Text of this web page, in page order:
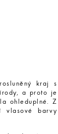
kraj s
a proto je
ohleduplné. Z
vlasové barvy